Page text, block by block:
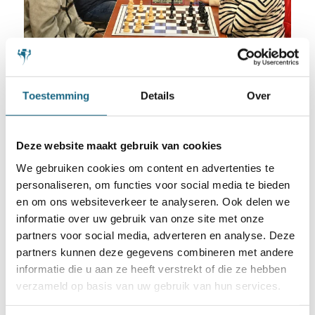
Toestemming Details Over
Deze website maakt gebruik van cookies
We gebruiken cookies om content en advertenties te
personaliseren, om functies voor social media te bieden
en om ons websiteverkeer te analyseren. Ook delen we
informatie over uw gebruik van onze site met onze
partners voor social media, adverteren en analyse. Deze
partners kunnen deze gegevens combineren met andere
informatie die u aan ze heeft verstrekt of die ze hebben
verzameld op basis van uw gebruik van hun services.
Beeld van de groep 2012. (foto Ad Bruijns)
Jeugdkampioenen
2004 Algemeen: Fabian Leenhouwers
2005 Algemeen: Bryan Huijsing
2006 Algemeen: Adi Makhmud
2008 Algemeen: Merijn Smeenk